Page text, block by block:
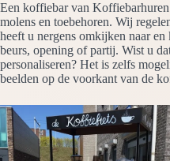
Een koffiebar van
molens en toebehoren. Wij
heeft u nergens omkijken naar
beurs, opening of partij. Wist u
personaliseren? Het is zelfs
beelden op de voorkant van de